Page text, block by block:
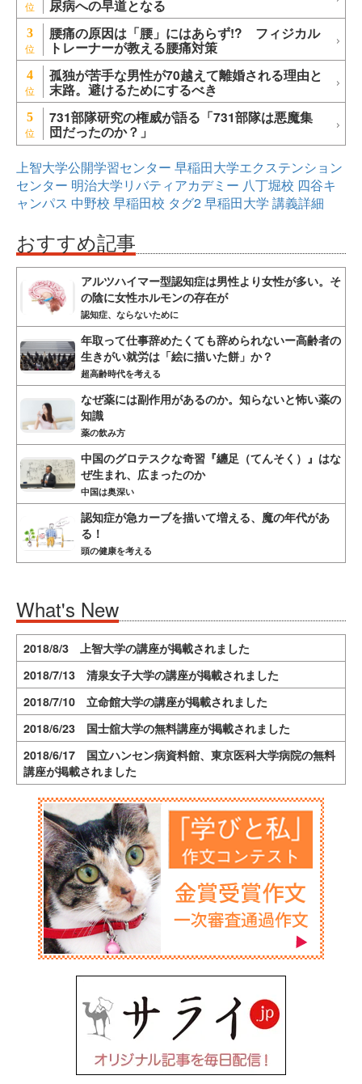
尿病への早道となる
3 腰痛の原因は「腰」にはあらず!? フィジカル
トレーナーが教える腰痛対策
4 孤独が苦手な男性が70越えて離婚される理由と
末路。避けるためにするべき
5 731部隊研究の権威が語る「731部隊は悪魔集
団だったのか？」
上智大学公開学習センター 早稲田大学エクステンション
センター 明治大学リバティアカデミー 八丁堀校 四谷キ
ャンパス 中野校 早稲田校 タグ2早稲田大学 講義詳細
おすすめ記事
アルツハイマー型認知症は男性より女性が多い。そ
の陰に女性ホルモンの存在が
認知症、ならないために
年取って仕事辞めたくても辞められないー高齢者の
生きがい就労は「絵に描いた餅」か？
超高齢時代を考える
なぜ薬には副作用があるのか。知らないと怖い薬の
知識
薬の飲み方
中国のグロテスクな奇習『纏足（てんそく）』はな
ぜ生まれ、広まったのか
中国は奥深い
認知症が急カーブを描いて増える、魔の年代があ
る！
頭の健康を考える
What's New
2018/8/3 上智大学の講座が掲載されました
2018/7/13 清泉女子大学の講座が掲載されました
2018/7/10 立命館大学の講座が掲載されました
2018/6/23 国士舘大学の無料講座が掲載されました
2018/6/17 国立ハンセン病資料館、東京医科大学病院の無料
講座が掲載されました